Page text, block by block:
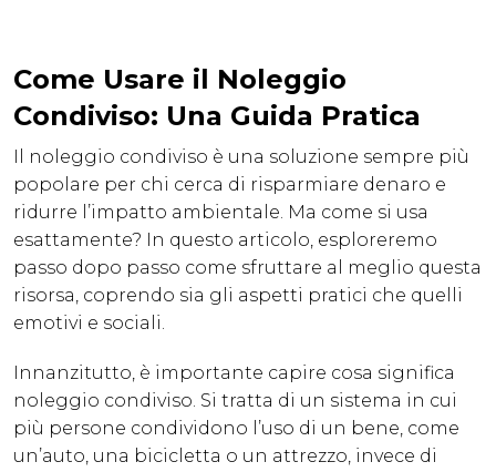
Come Usare il Noleggio
Condiviso: Una Guida Pratica
Il noleggio condiviso è una soluzione sempre più
popolare per chi cerca di risparmiare denaro e
ridurre l’impatto ambientale. Ma come si usa
esattamente? In questo articolo, esploreremo
passo dopo passo come sfruttare al meglio questa
risorsa, coprendo sia gli aspetti pratici che quelli
emotivi e sociali.
Innanzitutto, è importante capire cosa significa
noleggio condiviso. Si tratta di un sistema in cui
più persone condividono l’uso di un bene, come
un’auto, una bicicletta o un attrezzo, invece di